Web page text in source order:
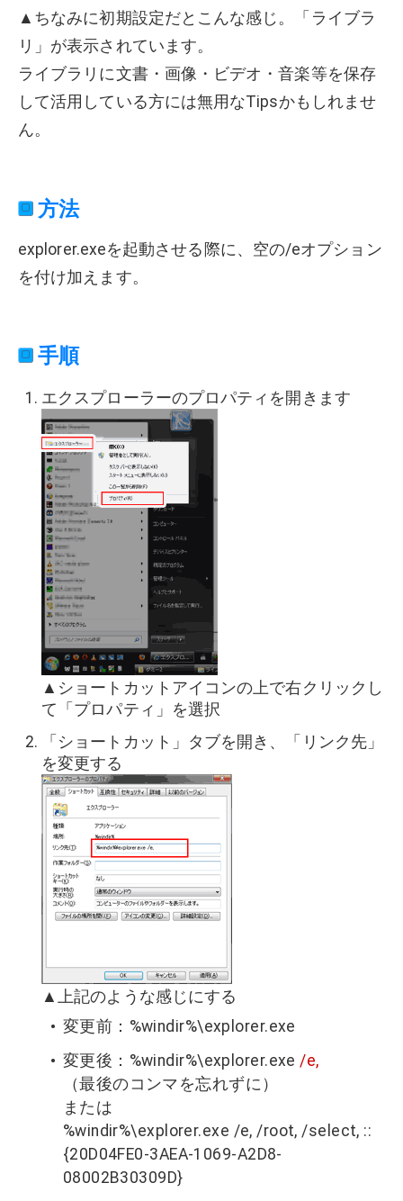
▲ちなみに初期設定だとこんな感じ。「ライブラ
リ」が表示されています。
ライブラリに文書・画像・ビデオ・音楽等を保存
して活用している方には無用なTipsかもしれませ
ん。
方法
explorer.exeを起動させる際に、空の/eオプション
を付け加えます。
手順
エクスプローラーのプロパティを開きます
▲ショートカットアイコンの上で右クリックし
て「プロパティ」を選択
「ショートカット」タブを開き、「リンク先」
を変更する
▲上記のような感じにする
変更前：%windir%\explorer.exe
変更後：%windir%\explorer.exe /e,
（最後のコンマを忘れずに）
または
%windir%\explorer.exe /e, /root, /select, ::
{20D04FE0-3AEA-1069-A2D8-
08002B30309D}